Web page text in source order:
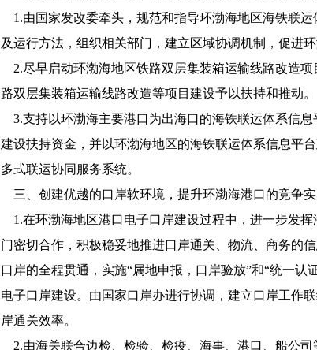
1.由国家发改委牵头，规范和指导环渤海地区海铁联
及运行方法，组织相关部门，建立区域协调机制，促进
2.尽早启动环渤海地区铁路双层集装箱运输线路改造
路双层集装箱运输线路改造等项目建设予以扶持和推动。
3.支持以环渤海主要港口为出海口的海铁联运体系信
建设扶持资金，并以环渤海地区的海铁联运体系信息平
多式联运协同服务系统。
三、创建优越的口岸软环境，提升环渤海港口的竞争实
1.在环渤海地区港口电子口岸建设过程中，进一步发
门密切合作，积极稳妥地推进口岸通关、物流、商务的
口岸的全程贯通，实施“属地申报，口岸验放”和“统一认
电子口岸建设。由国家口岸办进行协调，建立口岸工作
岸通关效率。
2.由海关联合边检、检验、检疫、海事、港口、船公